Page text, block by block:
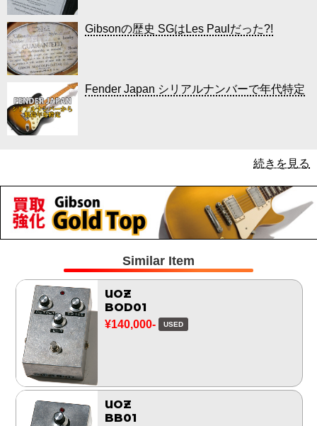
Gibsonの歴史 SGはLes Paulだった?!
Fender Japan シリアルナンバーで年代特定
続きを見る
Similar Item
UOZ
BOD01
¥140,000- USED
UOZ
BB01